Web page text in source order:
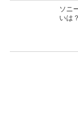
ソニ
いは